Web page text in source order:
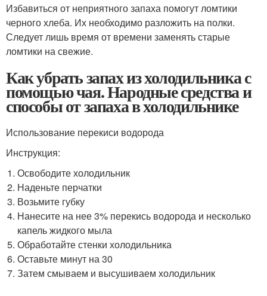
Избавиться от неприятного запаха помогут ломтики
черного хлеба. Их необходимо разложить на полки.
Следует лишь время от времени заменять старые
ломтики на свежие.
Как убрать запах из холодильника с
помощью чая. Народные средства и
способы от запаха в холодильнике
Использование перекиси водорода
Инструкция:
Освободите холодильник
Наденьте перчатки
Возьмите губку
Нанесите на нее 3% перекись водорода и несколько
капель жидкого мыла
Обработайте стенки холодильника
Оставьте минут на 30
Затем смываем и высушиваем холодильник